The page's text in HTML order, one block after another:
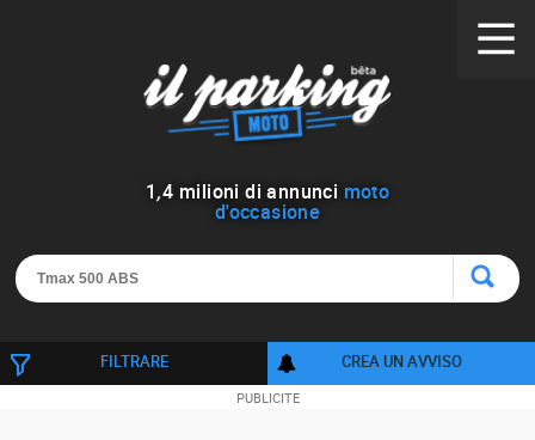
1,4 milioni di annunci moto
d'occasione
FILTRARE CREA UN AVVISO